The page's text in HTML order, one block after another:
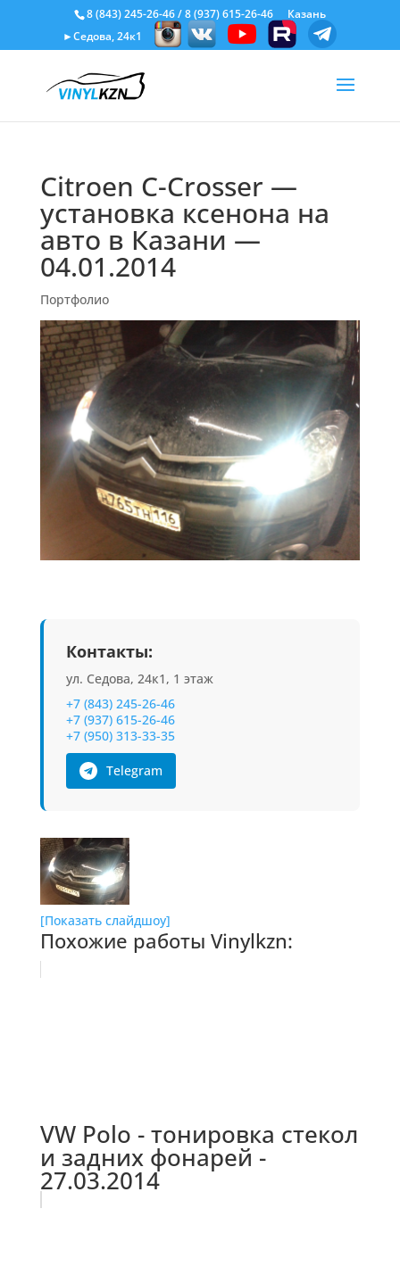
8 (843) 245-26-46/8 (937) 615-26-46
Казань
►Седова, 24к1
Citroen C-Crosser —
установка ксенона на
авто в Казани —
04.01.2014
Портфолио
Контакты:
ул. Седова, 24к1, 1 этаж
+7 (843) 245-26-46
+7 (937) 615-26-46
+7 (950) 313-33-35
Telegram
[Показать слайдшоу]
Похожие работы Vinylkzn:
VW Polo - тонировка стекол
и задних фонарей -
27.03.2014